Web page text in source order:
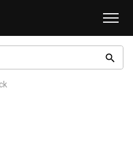
search